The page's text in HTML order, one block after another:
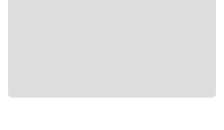
Ubicación privilegiada: